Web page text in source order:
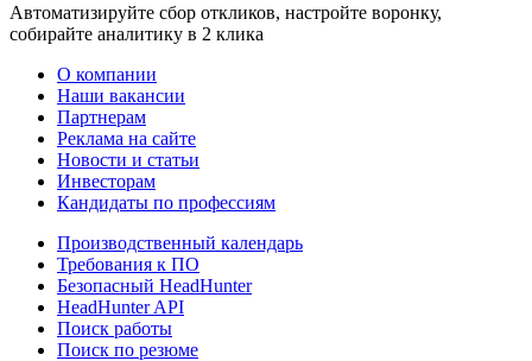
Автоматизируйте сбор откликов, настройте воронку,
собирайте аналитику в 2 клика
О компании
Наши вакансии
Партнерам
Реклама на сайте
Новости и статьи
Инвесторам
Кандидаты по профессиям
Производственный календарь
Требования к ПО
Безопасный HeadHunter
HeadHunter API
Поиск работы
Поиск по резюме